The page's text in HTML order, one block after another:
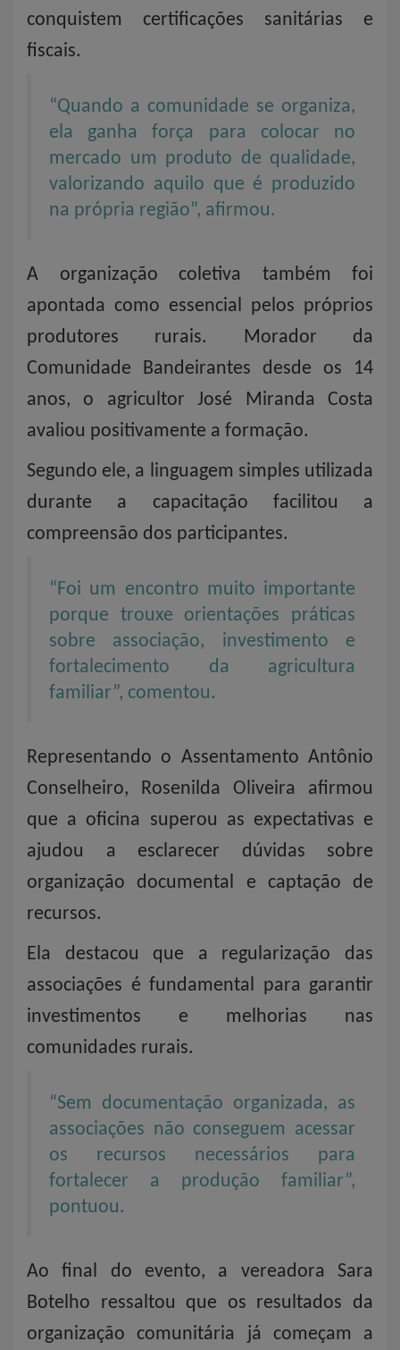
conquistem certificações sanitárias e
fiscais.
“Quando a comunidade se organiza,
ela ganha força para colocar no
mercado um produto de qualidade,
valorizando aquilo que é produzido
na própria região”, afirmou.
A organização coletiva também foi
apontada como essencial pelos próprios
produtores rurais. Morador da
Comunidade Bandeirantes desde os 14
anos, o agricultor José Miranda Costa
avaliou positivamente a formação.
Segundo ele, a linguagem simples utilizada
durante a capacitação facilitou a
compreensão dos participantes.
“Foi um encontro muito importante
porque trouxe orientações práticas
sobre associação, investimento e
fortalecimento da agricultura
familiar”, comentou.
Representando o Assentamento Antônio
Conselheiro, Rosenilda Oliveira afirmou
que a oficina superou as expectativas e
ajudou a esclarecer dúvidas sobre
organização documental e captação de
recursos.
Ela destacou que a regularização das
associações é fundamental para garantir
investimentos e melhorias nas
comunidades rurais.
“Sem documentação organizada, as
associações não conseguem acessar
os recursos necessários para
fortalecer a produção familiar”,
pontuou.
Ao final do evento, a vereadora Sara
Botelho ressaltou que os resultados da
organização comunitária já começam a